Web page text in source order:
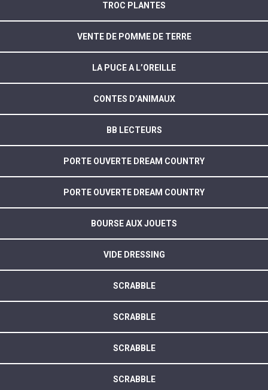
TROC PLANTES
VENTE DE POMME DE TERRE
LA PUCE A L’OREILLE
CONTES D’ANIMAUX
BB LECTEURS
PORTE OUVERTE DREAM COUNTRY
PORTE OUVERTE DREAM COUNTRY
BOURSE AUX JOUETS
VIDE DRESSING
SCRABBLE
SCRABBLE
SCRABBLE
SCRABBLE